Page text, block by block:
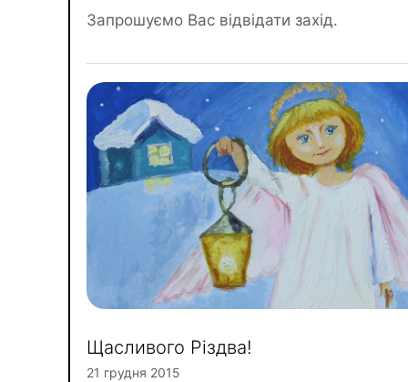
Запрошуємо Вас відвідати захід.
Щасливого Різдва!
21 грудня 2015